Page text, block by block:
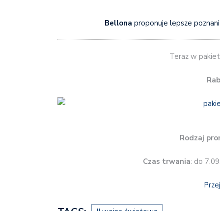
Bellona proponuje lepsze
Teraz w
Rodzaj
Czas trwania: do